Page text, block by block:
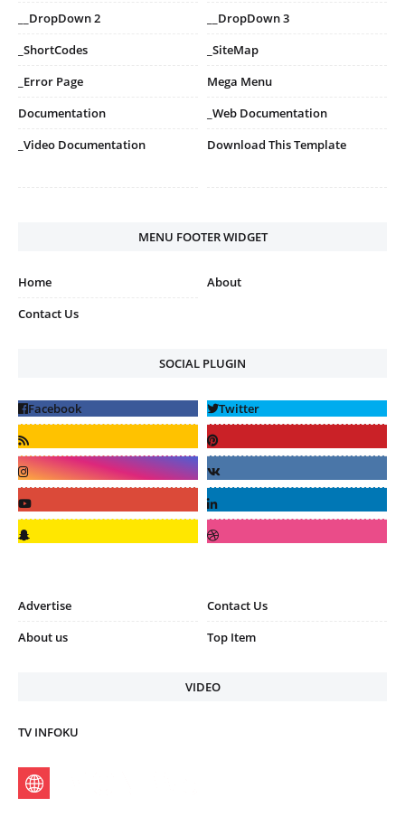
__DropDown 2
__DropDown 3
_ShortCodes
_SiteMap
_Error Page
Mega Menu
Documentation
_Web Documentation
_Video Documentation
Download This Template
MENU FOOTER WIDGET
Home
About
Contact Us
SOCIAL PLUGIN
Advertise
Contact Us
About us
Top Item
VIDEO
TV INFOKU